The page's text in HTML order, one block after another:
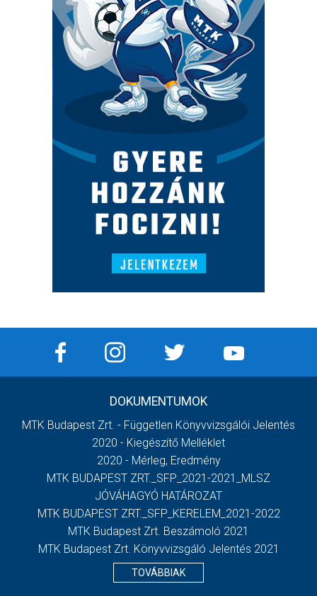
DOKUMENTUMOK
MTK Budapest Zrt. - Független Könyvvizsgálói Jelentés
2020 - Kiegészítő Melléklet
2020 - Mérleg, Eredmény
MTK BUDAPEST ZRT._SFP_2021-2021_MLSZ
JÓVÁHAGYÓ HATÁROZAT
MTK BUDAPEST ZRT._SFP_KERELEM_2021-2022
MTK Budapest Zrt. Beszámoló 2021
MTK Budapest Zrt. Könyvvizsgáló Jelentés 2021
TOVÁBBIAK